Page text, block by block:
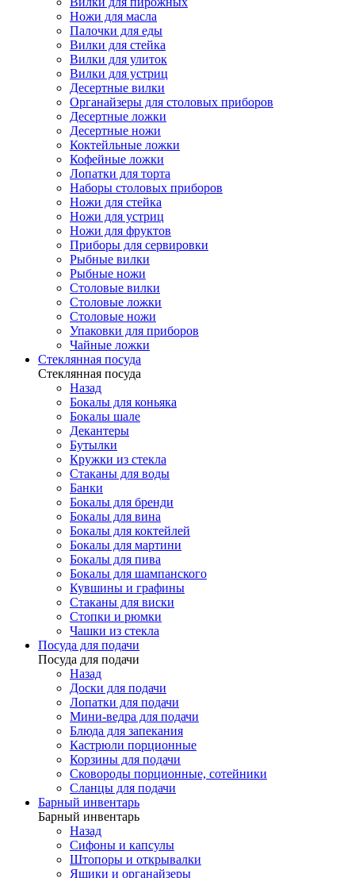
Ножи для масла
Палочки для еды
Вилки для стейка
Вилки для улиток
Вилки для устриц
Десертные вилки
Органайзеры для столовых приборов
Десертные ложки
Десертные ножи
Коктейльные ложки
Кофейные ложки
Лопатки для торта
Наборы столовых приборов
Ножи для стейка
Ножи для устриц
Ножи для фруктов
Приборы для сервировки
Рыбные вилки
Рыбные ножи
Столовые вилки
Столовые ложки
Столовые ножи
Упаковки для приборов
Чайные ложки
Стеклянная посуда
Стеклянная посуда
Назад
Бокалы для коньяка
Бокалы шале
Декантеры
Бутылки
Кружки из стекла
Стаканы для воды
Банки
Бокалы для бренди
Бокалы для вина
Бокалы для коктейлей
Бокалы для мартини
Бокалы для пива
Бокалы для шампанского
Кувшины и графины
Стаканы для виски
Стопки и рюмки
Чашки из стекла
Посуда для подачи
Посуда для подачи
Назад
Доски для подачи
Лопатки для подачи
Мини-ведра для подачи
Блюда для запекания
Кастрюли порционные
Корзины для подачи
Сковороды порционные, сотейники
Сланцы для подачи
Барный инвентарь
Барный инвентарь
Назад
Сифоны и капсулы
Штопоры и открывалки
Ящики и органайзеры